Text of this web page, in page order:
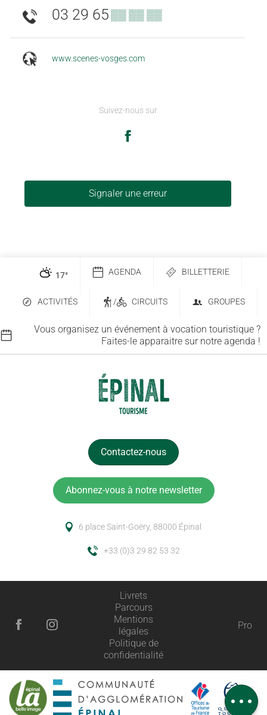
Horaires
Avis
03 29 65▒▒ ▒▒ ▒▒
www.scenes-vosges.com
Suivez-nous sur
Signaler une erreur
17° AGENDA BILLETTERIE
ACTIVITÉS / CIRCUITS GROUPES
Vous organisez un événement à vocation touristique ?
Faites-le apparaitre sur notre agenda !
Contactez-nous
Abonnez-vous à notre newsletter
6 place Saint-Goëry, 88000 Épinal
+33 (0)3 29 82 53 32
Livrets
Parcours
Mentions
légales
Politique de
confidentialité
Pro